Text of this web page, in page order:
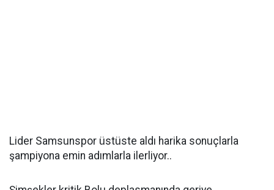
Lider Samsunspor üstüste aldı harika sonuçlarla
şampiyona emin adımlarla ilerliyor..